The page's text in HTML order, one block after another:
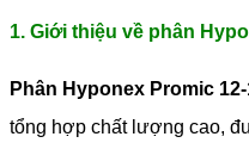
1. Giới thiệu về phân
Phân Hyponex Promic
tổng hợp chất lượng cao,